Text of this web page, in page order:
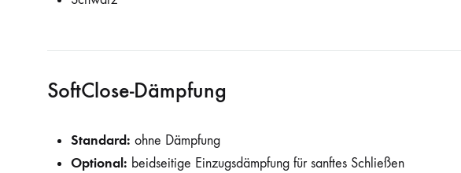
SoftClose-Dämpfung
Standard: ohne Dämpfung
Optional: beidseitige Einzugsdämpfung für sanftes Schließen